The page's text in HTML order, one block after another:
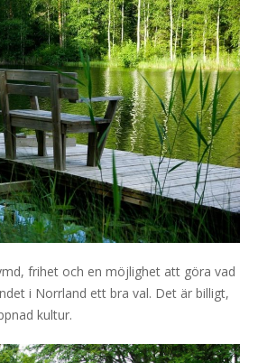
frihet och en möjlighet att göra vad
i Norrland ett bra val. Det är billigt,
kultur.